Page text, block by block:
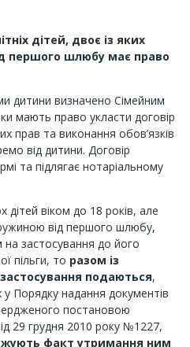
дітей, двоє із яких
першого шлюбу має право
дитини визначено Сімейним
мають право укласти договір
прав та виконання обов’язків
від дитини. Договір
та підлягає нотаріальному
віком до 18 років, але
від першого шлюбу,
застосування до його
пільги, то разом із
подаються,
у Порядку надання документів
постановою
29 грудня 2010 року №1227,
факт утримання ним